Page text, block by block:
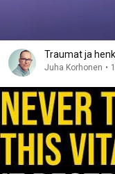
Traumat ja
Juha Korhonen •